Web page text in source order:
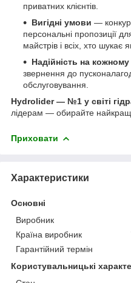
приватних клієнтів.
Вигідні умови —
персональні пропозиції
майстрів і всіх, хто шукає
Надійність на кожному
звернення до
обслуговування.
Hydrolider — №1 у світі
лідерам — обирайте
Приховати
Характеристики
Основні
Виробник
Країна виробник
Гарантійний термін
Користувальницькі